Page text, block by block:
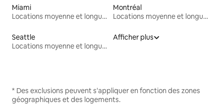
Miami
Locations moyenne et longue durée
Montréal
Locations moyenne et longue durée
Seattle
Locations moyenne et longue durée
Afficher plus
* Des exclusions peuvent s'appliquer en fonction des zones
géographiques et des logements.